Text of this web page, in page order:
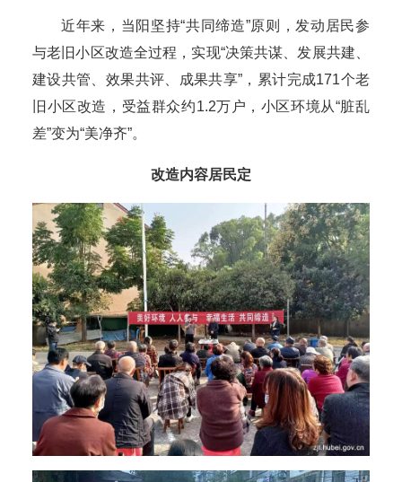
近年来，当阳坚持“共同缔造”原则，发动居民参
与老旧小区改造全过程，实现“决策共谋、发展共建、
建设共管、效果共评、成果共享”，累计完成171个老
旧小区改造，受益群众约1.2万户，小区环境从“脏乱
差”变为“美净齐”。
改造内容居民定